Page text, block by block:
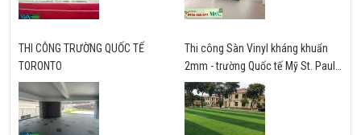
THI CÔNG TRƯỜNG QUỐC TẾ
TORONTO
Thi công Sàn Vinyl kháng khuẩn
2mm - trường Quốc tế Mỹ St. Paul -
Hà Nội